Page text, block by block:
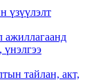
үзүүлэлт
ажиллагаанд
тайлан, акт,